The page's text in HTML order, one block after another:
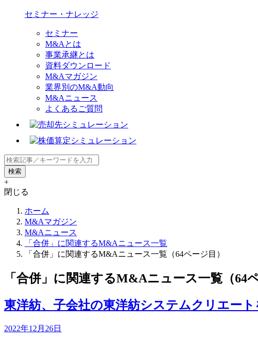
セミナー・ナレッジ
セミナー
M&Aとは
事業承継とは
資料ダウンロード
M&Aマガジン
業界別のM&A動向
M&Aニュース
よくあるご質問
+
閉じる
ホーム
M&Aマガジン
M&Aニュース
「合併」に関連するM&Aニュース一覧
「合併」に関連するM&Aニュース一覧（64ページ目）
「合併」に関連するM&Aニュース一覧（64
東洋紡、子会社の東洋紡システムクリエー
2022年12月26日